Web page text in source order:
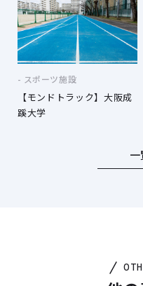
スポーツ施設
【モンドトラック】大阪成
蹊大学